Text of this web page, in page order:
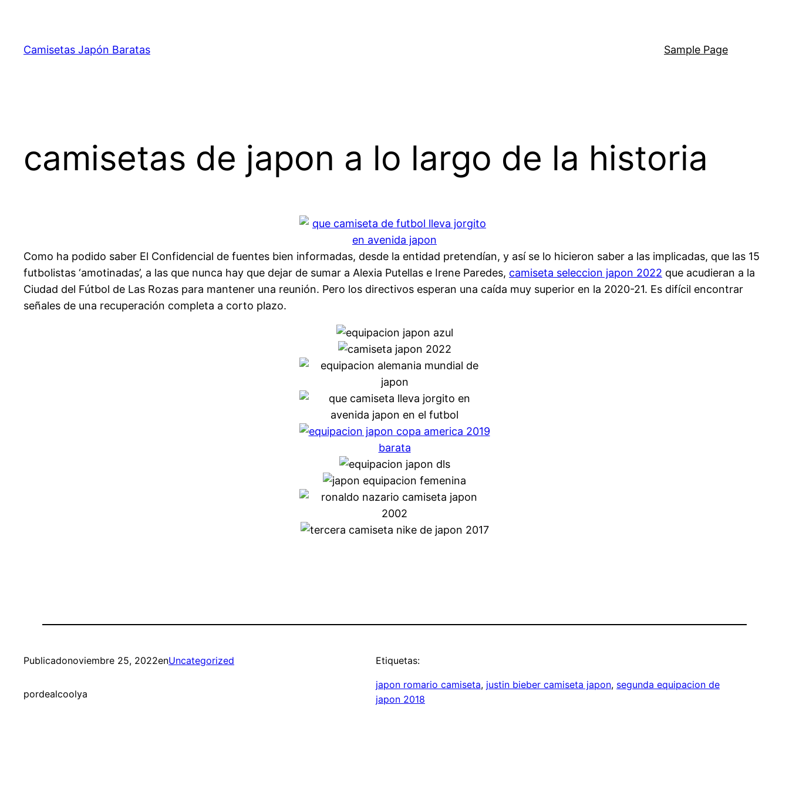
contenido
Camisetas Japón Baratas Sample Page
camisetas de japon a lo largo de la historia
Como ha podido saber El Confidencial de fuentes bien informadas, desde la entidad pretendían, y así se lo hicieron saber a las implicadas, que las 15
futbolistas ‘amotinadas’, a las que nunca hay que dejar de sumar a Alexia Putellas e Irene Paredes, camiseta seleccion japon 2022 que acudieran a la
Ciudad del Fútbol de Las Rozas para mantener una reunión. Pero los directivos esperan una caída muy superior en la 2020-21. Es difícil encontrar
señales de una recuperación completa a corto plazo.
Publicadonoviembre 25, 2022enUncategorized
pordealcoolya
Etiquetas:
japon romario camiseta, justin bieber camiseta japon, segunda equipacion de
japon 2018